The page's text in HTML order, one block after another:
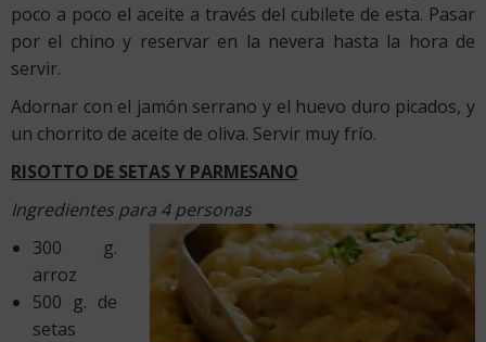
poco a poco el aceite a través del cubilete de esta. Pasar
por el chino y reservar en la nevera hasta la hora de
servir.
Adornar con el jamón serrano y el huevo duro picados, y
un chorrito de aceite de oliva. Servir muy frío.
RISOTTO DE SETAS Y PARMESANO
Ingredientes para 4 personas
300 g.
arroz
500 g. de
setas